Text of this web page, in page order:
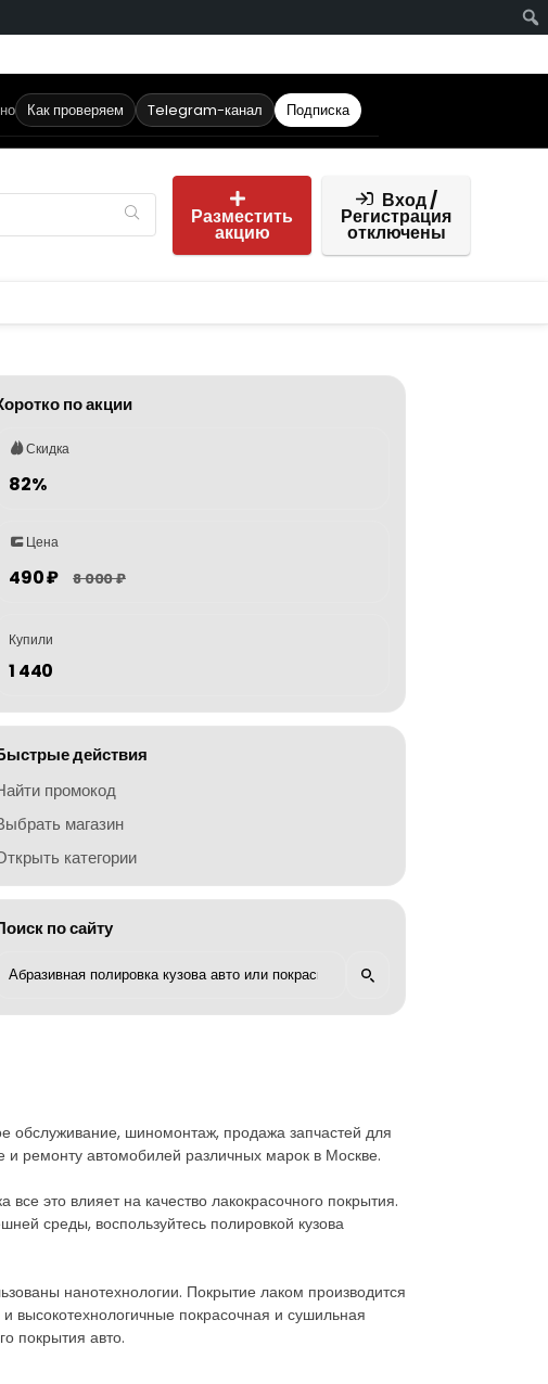
Как проверяем Telegram-канал Подписка
Разместить
акцию
Вход /
Регистрация
отключены
по акции
Скидка
82%
Цена
490 ₽ 8 000 ₽
Купили
1 440
действия
промокод
магазин
категории
по сайту
обслуживание, шиномонтаж, продажа запчастей для
и ремонту автомобилей различных марок в Москве.
это влияет на качество лакокрасочного покрытия.
среды, воспользуйтесь полировкой кузова
нанотехнологии. Покрытие лаком производится
покрасочная и сушильная
покрытия авто.